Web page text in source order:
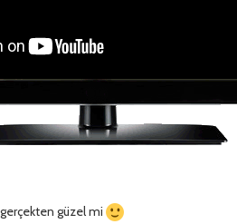
güzel mi